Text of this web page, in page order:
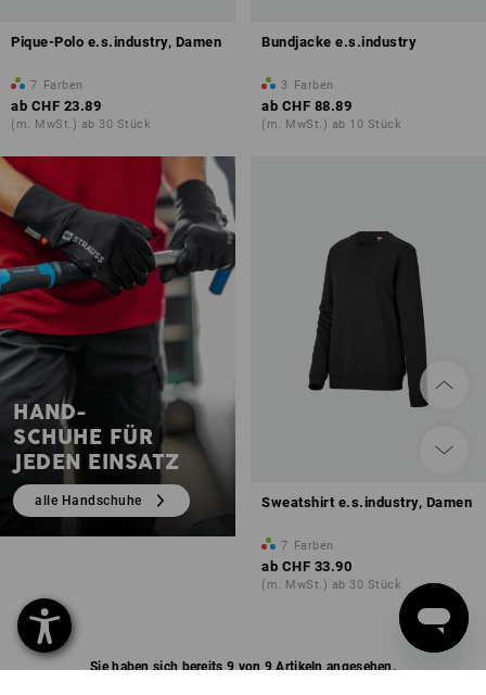
Pique-Polo e.s.industry, Damen
7 Farben
ab CHF 23.89
(m. MwSt.) ab 30 Stück
Bundjacke e.s.industry
3 Farben
ab CHF 88.89
(m. MwSt.) ab 10 Stück
HAND-
SCHUHE FÜR
JEDEN EINSATZ
alle Handschuhe Sweatshirt e.s.industry, Damen
7 Farben
ab CHF 33.90
(m. MwSt.) ab 30 Stück
Sie haben sich bereits 9 von 9 Artikeln angesehen.